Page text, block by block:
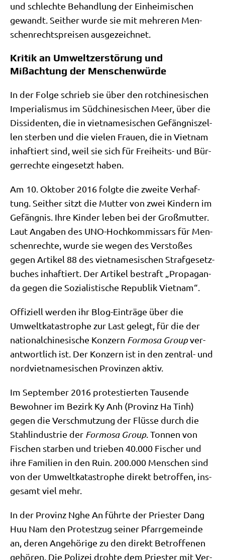
und schlech­te Behand­lung der Ein­hei­mi­schen
gewandt. Seit­her wur­de sie mit meh­re­ren Men­
schen­rechts­prei­sen ausgezeichnet.
Kritik an Umweltzerstörung und
Mißachtung der Menschenwürde
In der Fol­ge schrieb sie über den rot­chi­ne­si­schen
Impe­ria­lis­mus im Süd­chi­ne­si­schen Meer, über die
Dis­si­den­ten, die in viet­na­me­si­schen Gefäng­nis­zel­
len ster­ben und die vie­len Frau­en, die in Viet­nam
inhaf­tiert sind, weil sie sich für Frei­heits- und Bür­
ger­rech­te ein­ge­setzt haben.
Am 10. Okto­ber 2016 folg­te die zwei­te Ver­haf­
tung. Seit­her sitzt die Mut­ter von zwei Kin­dern im
Gefäng­nis. Ihre Kin­der leben bei der Groß­mutter.
Laut Anga­ben des UNO-Hoch­kom­mis­sars für Men­
schen­rech­te, wur­de sie wegen des Ver­sto­ßes
gegen Arti­kel 88 des viet­na­me­si­schen Straf­ge­setz­
bu­ches inhaf­tiert. Der Arti­kel bestraft „Pro­pa­gan­
da gegen die Sozia­li­sti­sche Repu­blik Vietnam“.
Offi­zi­ell wer­den ihr Blog-Ein­trä­ge über die
Umwelt­ka­ta­stro­phe zur Last gelegt, für die der
natio­nal­chi­ne­si­sche Kon­zern For­mo­sa Groupver­
ant­wort­lich ist. Der Kon­zern ist in den zen­tral- und
nord­viet­na­me­si­schen Pro­vin­zen aktiv.
Im Sep­tem­ber 2016 pro­te­stier­ten Tau­sen­de
Bewoh­ner im Bezirk Ky Anh (Pro­vinz Ha Tinh)
gegen die Ver­schmut­zung der Flüs­se durch die
Stahl­in­du­strie der For­mo­sa Group. Ton­nen von
Fischen star­ben und trie­ben 40.000 Fischer und
ihre Fami­li­en in den Ruin. 200.000 Men­schen sind
von der Umwelt­ka­ta­stro­phe direkt betrof­fen, ins­
ge­samt viel mehr.
In der Pro­vinz Nghe An führ­te der Prie­ster Dang
Huu Nam den Pro­test­zug sei­ner Pfarr­ge­mein­de
an, deren Ange­hö­ri­ge zu den direkt Betrof­fe­nen
gehö­ren. Die Poli­zei droh­te dem Prie­ster mit Ver­